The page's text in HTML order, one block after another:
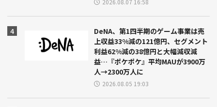
DeNA、第1四半期のゲーム事業は売
上収益33%減の121億円、セグメント
利益62%減の38億円と大幅減収減
益…『ポケポケ』平均MAUが3900万
人→2300万人に
2026.08.05 19:03